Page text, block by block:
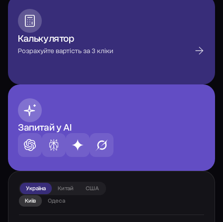
Калькулятор
Розрахуйте вартість за 3 кліки
Запитай у AI
Україна Китай
США
Київ
Одеса